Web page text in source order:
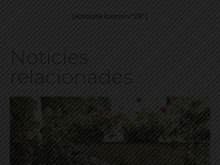
[adrotate banner="28"]
Notícies
relacionades